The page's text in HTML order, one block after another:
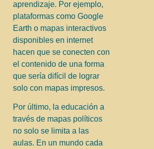
aprendizaje. Por ejemplo,
plataformas como Google
Earth o mapas interactivos
disponibles en internet
hacen que se conecten con
el contenido de una forma
que sería difícil de lograr
solo con mapas impresos.
Por último, la educación a
través de mapas políticos
no solo se limita a las
aulas. En un mundo cada